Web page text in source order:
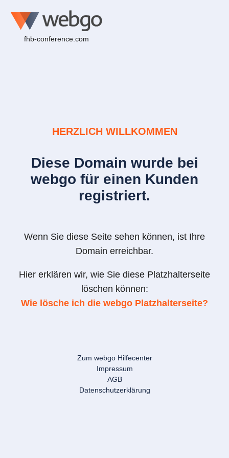
fhb-conference.com
HERZLICH WILLKOMMEN
Diese Domain wurde bei
webgo für einen Kunden
registriert.
Wenn Sie diese Seite sehen können, ist Ihre
Domain erreichbar.
Hier erklären wir, wie Sie diese Platzhalterseite
löschen können:
Wie lösche ich die webgo Platzhalterseite?
Zum webgo Hilfecenter
Impressum
AGB
Datenschutzerklärung